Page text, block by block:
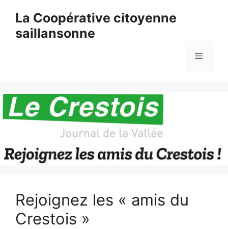
contenu
La Coopérative citoyenne
saillansonne
Menu
Rejoignez les « amis du
Crestois »